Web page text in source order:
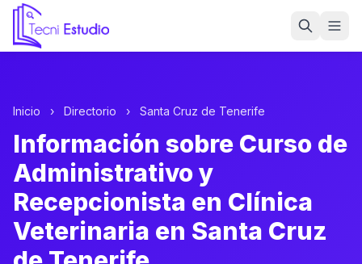
Ir a la página de inicio de Tecni Estudio
Inicio › Directorio › Santa Cruz de Tenerife
Información sobre Curso de
Administrativo y
Recepcionista en Clínica
Veterinaria en Santa Cruz